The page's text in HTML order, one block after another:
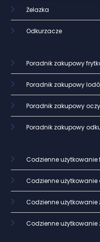
Żelazka
Odkurzacze
Poradnik zakupowy
Poradnik zakupowy
Poradnik zakupowy
Poradnik zakupowy
Codzienne użytkowanie
Codzienne
Codzienne użytkowanie
Codzienne użytkowanie